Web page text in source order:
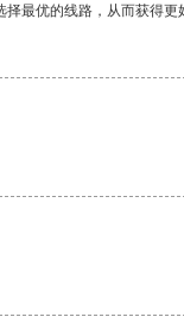
最优的线路，从而获得更